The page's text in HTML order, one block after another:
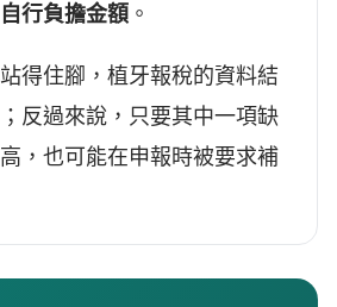
行負擔金額 。
得住腳，植牙報稅的資料結
反過來說，只要其中一項缺
，也可能在申報時被要求補